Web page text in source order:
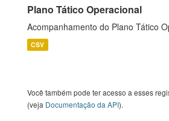
Plano Tático Operacional
Acompanhamento do Plano Tático
CSV
Você também pode ter acesso a esses
(veja Documentação da API).